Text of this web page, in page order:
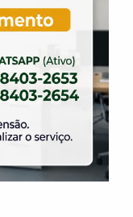
de Futebol